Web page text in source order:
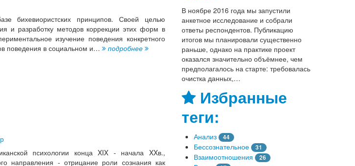
бихевиористских принципов. Своей целью
и разработку методов коррекции этих форм в
изучение поведения конкретного
поведения в социальном и…
подробнее
психологии конца XIX - начала XXв.,
направления - отрицание роли сознания как
В ноябре 2016 года мы запустили
анкетное исследование и собрали
ответы респондентов. Публикацию
итогов мы планировали существенно
раньше, однако на практике проект
оказался значительно объёмнее, чем
предполагалось на старте: требовалась
очистка данных,…
Избранные
теги:
Анализ 44
Бессознательное 31
Взаимоотношения 26